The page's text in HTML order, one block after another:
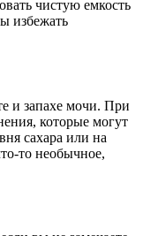
чистую емкость
избежать
и запахе мочи. При
которые могут
сахара или на
то необычное,